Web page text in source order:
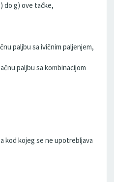
do g) ove tačke,
paljbu sa ivičnim paljenjem,
paljbu sa kombinacijom
kod kojeg se ne upotrebljava